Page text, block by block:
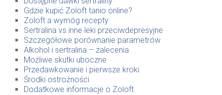
Gdzie kupić Zoloft tanio online?
Zoloft a wymóg recepty
Sertralina vs inne leki przeciwdepresyjne
Szczegółowe porównanie parametrów
Alkohol i sertralina – zalecenia
Możliwe skutki uboczne
Przedawkowanie i pierwsze kroki
Środki ostrożności
Dodatkowe informacje o Zoloft